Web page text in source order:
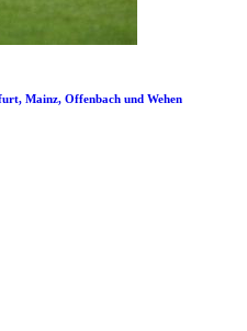
Mainz, Offenbach und Wehen